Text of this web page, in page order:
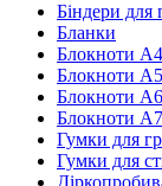
Біндери для
Бланки
Блокноти А4
Блокноти А5
Блокноти А6
Блокноти А7
Гумки для
Гумки для